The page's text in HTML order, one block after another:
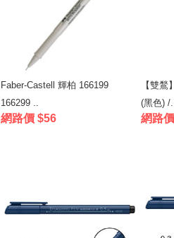
Faber-Castell 輝柏 166199
166299 ..
網路價 $56
【雙
(黑色) /
網路